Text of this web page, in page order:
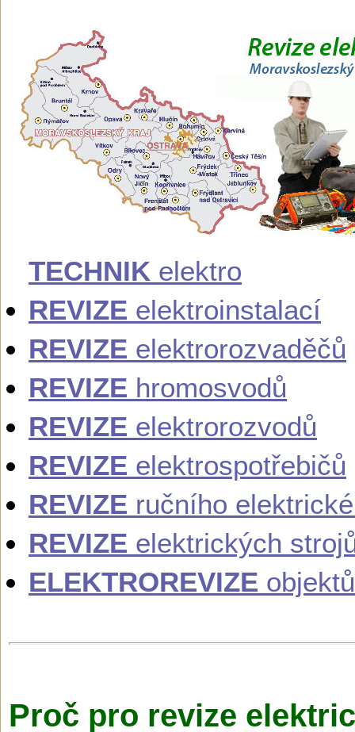
TECHNIK elektro
REVIZE elektroinstalací
REVIZE elektrorozvaděčů
REVIZE hromosvodů
REVIZE elektrorozvodů
REVIZE elektrospotřebičů
REVIZE ručního
REVIZE elektrických
ELEKTROREVIZE objektů
Proč pro revize